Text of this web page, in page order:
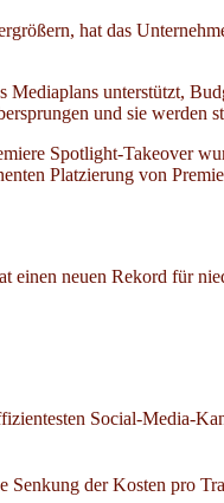
hat das
unterstützt,
und sie werden
Spotlight-Takeover
Platzierung von
einen neuen Rekord für
Social-Media-
der Kosten pro